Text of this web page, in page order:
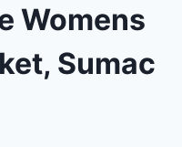
Womens
Sumac